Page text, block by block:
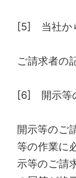
[5] 当社か
ご請求者の
[6] 開示等
開示等のご
等の作業に
示等のご請